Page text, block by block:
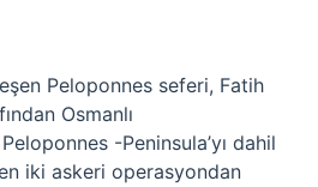
Peloponnes seferi, Fatih
Osmanlı
-Peninsula’yı dahil
iki askeri operasyondan